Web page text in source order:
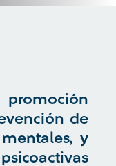
promoción
de
y